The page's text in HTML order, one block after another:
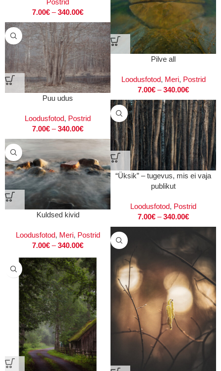
7.00€ – 340.00€
Pilve all
Loodusfotod, Meri, Postrid
7.00€ – 340.00€
Puu udus
Loodusfotod, Postrid
7.00€ – 340.00€
“Üksik” – tugevus, mis ei vaja
publikut
Loodusfotod, Postrid
7.00€ – 340.00€
Kuldsed kivid
Loodusfotod, Meri, Postrid
7.00€ – 340.00€